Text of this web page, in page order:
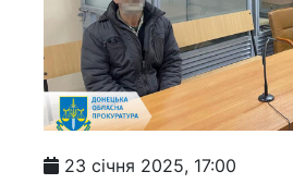
23 січня 2025, 17:00